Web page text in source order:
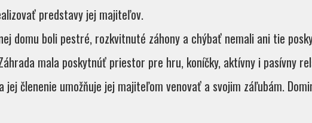
predstavy jej majiteľov.
domu boli pestré, rozkvitnuté záhony a chýbať nemali ani tie
mala poskytnúť priestor pre hru, koníčky, aktívny i pasívny
jej členenie umožňuje jej majiteľom venovať a svojim záľubám.